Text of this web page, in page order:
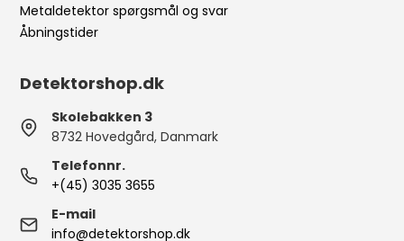
Metaldetektor spørgsmål og svar
Åbningstider
Detektorshop.dk
Skolebakken 3
8732 Hovedgård, Danmark
Telefonnr.
+(45) 3035 3655
E-mail
info@detektorshop.dk